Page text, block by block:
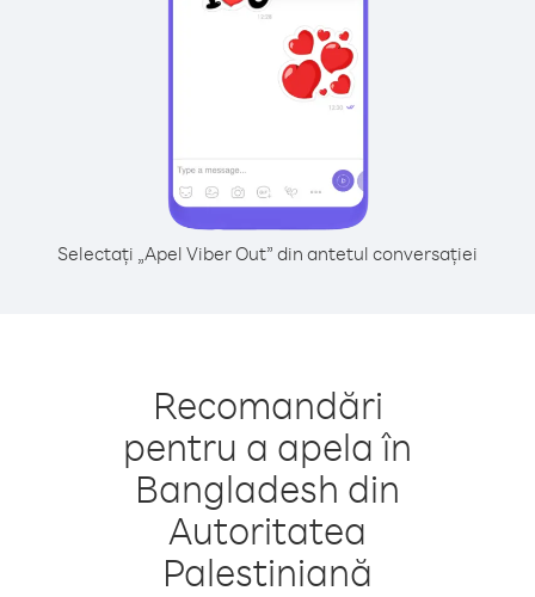
Selectați „Apel Viber Out” din antetul conversației
Recomandări
pentru a apela în
Bangladesh din
Autoritatea
Palestiniană